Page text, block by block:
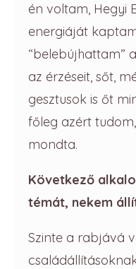
én voltam, Hegyi
energiáját
“belebújhattam”
az érzéseit, sőt,
gesztusok is őt
főleg azért
mondta.
Következő
témát, nekem
Szinte a rabjává